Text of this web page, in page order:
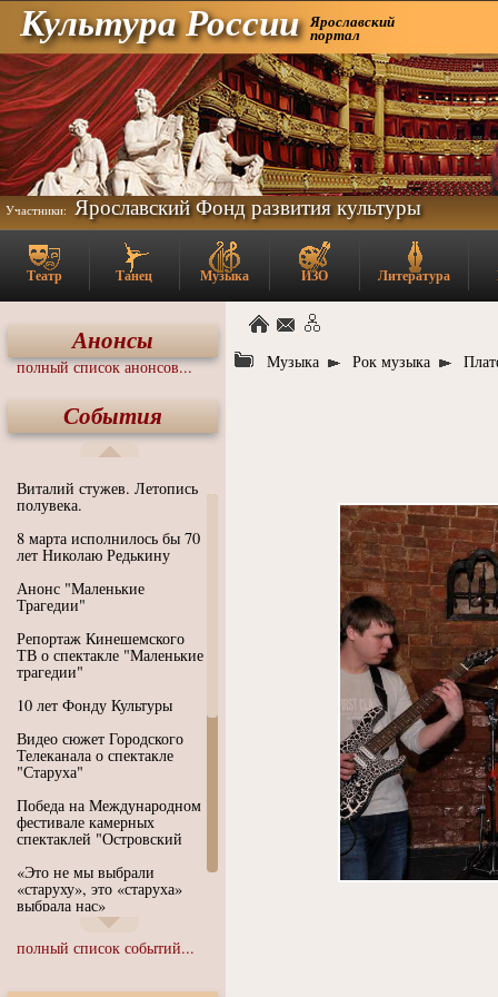
Культура России Ярославский
портал
Участники: Ярославский Фонд развития культуры
Театр Танец Музыка ИЗО Литература
Анонсы
полный список анонсов...
События
Виталий стужев. Летопись
полувека.
8 марта исполнилось бы 70
лет Николаю Редькину
Анонс "Маленькие
Трагедии"
Репортаж Кинешемского
ТВ о спектакле "Маленькие
трагедии"
10 лет Фонду Культуры
Видео сюжет Городского
Телеканала о спектакле
"Старуха"
Победа на Международном
фестивале камерных
спектаклей "Островский
«Это не мы выбрали
«старуху», это «старуха»
выбрала нас»
Иммерсивный спектакль
"Язык чистого полета
полный список событий...
Музыка Рок музыка